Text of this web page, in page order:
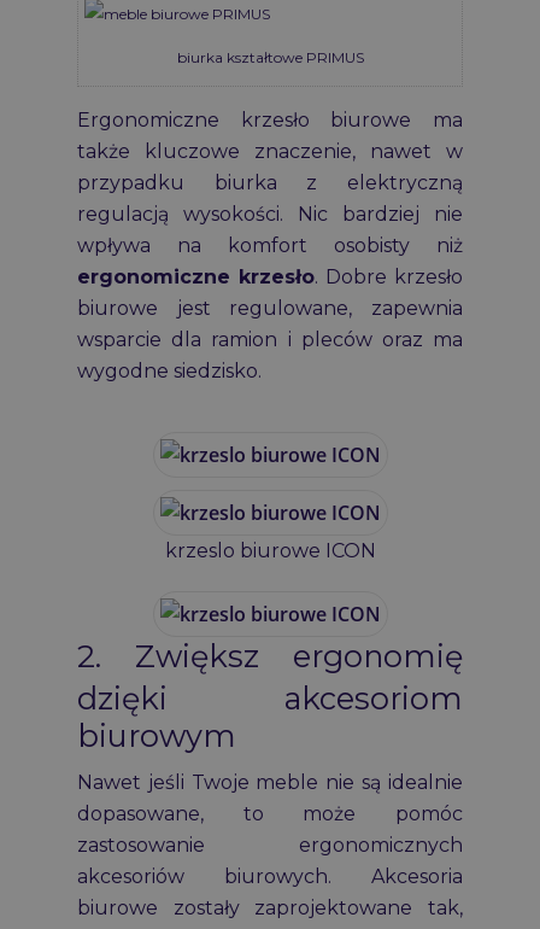
biurka kształtowe PRIMUS
Ergonomiczne krzesło biurowe ma
także kluczowe znaczenie, nawet w
przypadku biurka z elektryczną
regulacją wysokości. Nic bardziej nie
wpływa na komfort osobisty niż
ergonomiczne krzesło. Dobre krzesło
biurowe jest regulowane, zapewnia
wsparcie dla ramion i pleców oraz ma
wygodne siedzisko.
krzeslo biurowe ICON
2. Zwiększ ergonomię
dzięki akcesoriom
biurowym
Nawet jeśli Twoje meble nie są idealnie
dopasowane, to może pomóc
zastosowanie ergonomicznych
akcesoriów biurowych. Akcesoria
biurowe zostały zaprojektowane tak,